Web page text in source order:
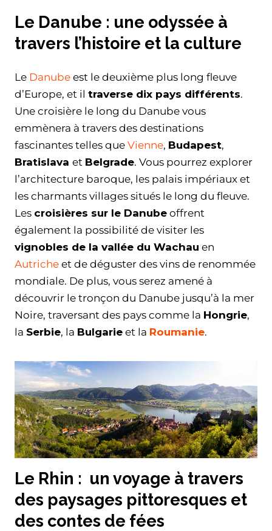
Le Danube : une odyssée à
travers l’histoire et la culture
Le Danube est le deuxième plus long fleuve
d’Europe, et il traverse dix pays différents.
Une croisière le long du Danube vous
emmènera à travers des destinations
fascinantes telles que Vienne, Budapest,
Bratislava et Belgrade. Vous pourrez explorer
l’architecture baroque, les palais impériaux et
les charmants villages situés le long du fleuve.
Les croisières sur le Danube offrent
également la possibilité de visiter les
vignobles de la vallée du Wachau en
Autriche et de déguster des vins de renommée
mondiale. De plus, vous serez amené à
découvrir le tronçon du Danube jusqu’à la mer
Noire, traversant des pays comme la Hongrie,
la Serbie, la Bulgarie et la Roumanie.
Le Rhin : un voyage à travers
des paysages pittoresques et
des contes de fées